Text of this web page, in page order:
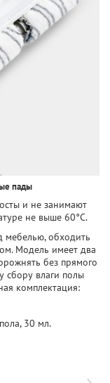
пады
и не занимают
не выше 60°С.
мебелью, обходить
Модель имеет два
без прямого
сбору влаги полы
комплектация:
30 мл.